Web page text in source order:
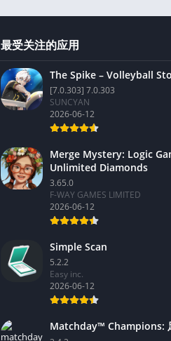
最受关注的应用
The Spike – Volleyball
[7.0.303] 7.0.303
SUNCYAN
2026-06-12
Merge Mystery: Logic
Unlimited Diamonds
3.65.0
F-WAY GAMES LIMITED
2026-06-12
Simple Scan
5.2.2
Easy inc.
2026-06-12
Matchday™ Champions: